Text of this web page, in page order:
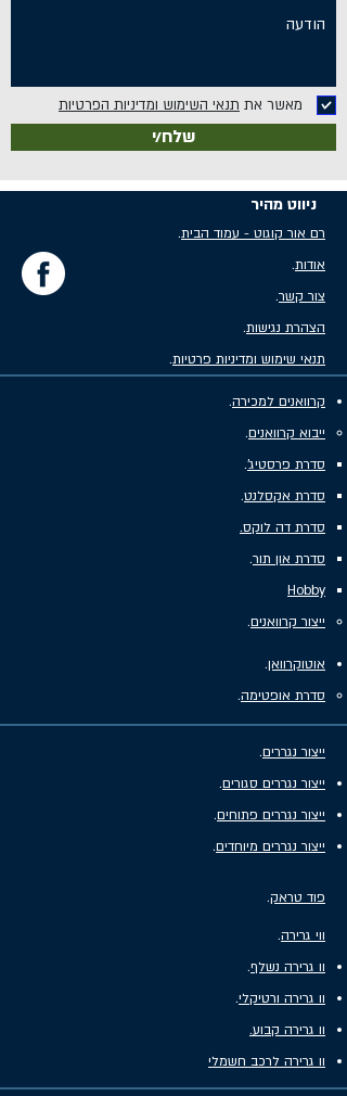
מאשר את תנאי השימוש ומדיניות הפרטיות
שלח/י
ניווט מהיר
רם אור קוגוט - עמוד הבית.
אודות.
צור קשר.
הצהרת נגישות.
תנאי שימוש ומדיניות פרטיות.
קרוואנים למכירה.
ייבוא קרוואנים.
סדרת פרסטיג'.
סדרת אקסלנט.
סדרת דה לוקס.
סדרת און תור.
Hobby
ייצור קרוואנים.
אוטוקרוואן.
סדרת אופטימה.
ייצור נגררים.
ייצור נגררים סגורים.
ייצור נגררים פתוחים.
ייצור נגררים מיוחדים.
פוד טראק.
ווי גרירה.
וו גרירה נשלף.
וו גרירה ורטיקלי.
וו גרירה קבוע.
וו גרירה לרכב חשמלי